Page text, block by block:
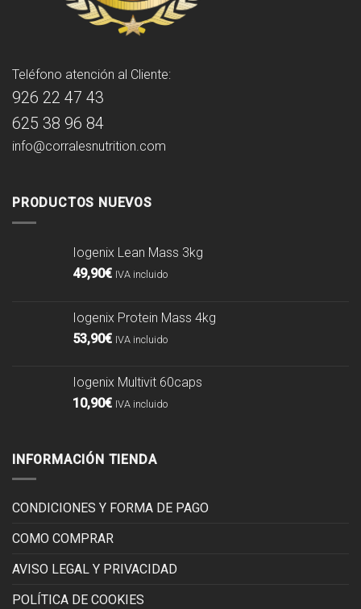
Teléfono atención al Cliente:
926 22 47 43
625 38 96 84
info@corralesnutrition.com
PRODUCTOS NUEVOS
Iogenix Lean Mass 3kg
49,90€ IVA incluido
Iogenix Protein Mass 4kg
53,90€ IVA incluido
Iogenix Multivit 60caps
10,90€ IVA incluido
INFORMACIÓN TIENDA
CONDICIONES Y FORMA DE PAGO
COMO COMPRAR
AVISO LEGAL Y PRIVACIDAD
POLÍTICA DE COOKIES